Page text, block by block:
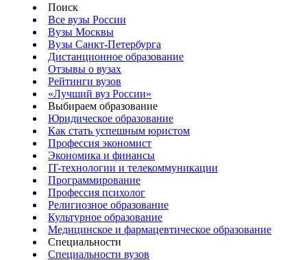
Поиск
Все вузы России
Вузы Москвы
Вузы Санкт-Петербурга
Дистанционное образование
Отзывы о вузах
Рейтинги вузов
«Лучший вуз России»
Выбираем образование
Юридическое образование
Как стать успешным юристом
Профессия экономист
Экономика и финансы
IT-технологии и телекоммуникации
Программирование
Профессия психолог
Религиозное образование
Культурное образование
Медицинское и фармацевтическое образование
Специальности
Специальности вузов